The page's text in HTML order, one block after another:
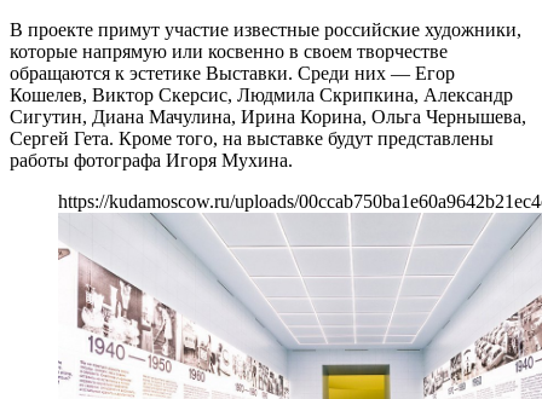
В проекте примут участие известные российские художники,
которые напрямую или косвенно в своем творчестве
обращаются к эстетике Выставки. Среди них — Егор
Кошелев, Виктор Скерсис, Людмила Скрипкина, Александр
Сигутин, Диана Мачулина, Ирина Корина, Ольга Чернышева,
Сергей Гета. Кроме того, на выставке будут представлены
работы фотографа Игоря Мухина.
https://kudamoscow.ru/uploads/